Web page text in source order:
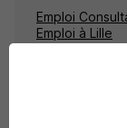
Emploi
Emploi à Lille